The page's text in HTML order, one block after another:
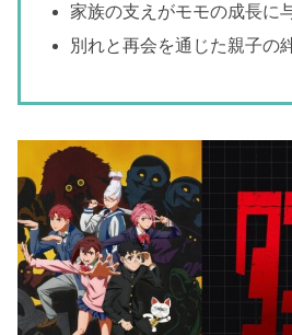
家族の支えがモモの成長に
別れと再会を通じた親子の